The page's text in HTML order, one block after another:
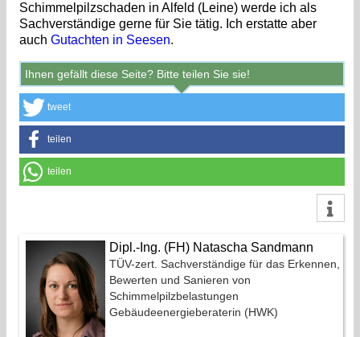
Schimmelpilzschaden in Alfeld (Leine) werde ich als
Sachverständige gerne für Sie tätig. Ich erstatte aber
auch Gutachten in Seesen.
Ihnen gefällt diese Seite? Bitte teilen Sie sie!
tweet
teilen
teilen
Dipl.-Ing. (FH) Natascha Sandmann
TÜV-zert. Sachverständige für das Erkennen,
Bewerten und Sanieren von
Schimmelpilzbelastungen
Gebäudeenergieberaterin (HWK)